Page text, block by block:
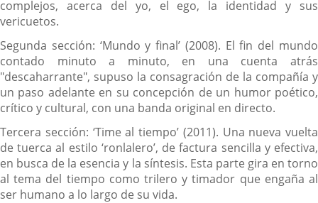
complejos, acerca del yo, el ego, la identidad y sus
vericuetos.
Segunda sección: ‘Mundo y final’ (2008). El fin del mundo
contado minuto a minuto, en una cuenta atrás
"descaharrante", supuso la consagración de la compañía y
un paso adelante en su concepción de un humor poético,
crítico y cultural, con una banda original en directo.
Tercera sección: ‘Time al tiempo’ (2011). Una nueva vuelta
de tuerca al estilo ‘ronlalero’, de factura sencilla y efectiva,
en busca de la esencia y la síntesis. Esta parte gira en torno
al tema del tiempo como trilero y timador que engaña al
ser humano a lo largo de su vida.